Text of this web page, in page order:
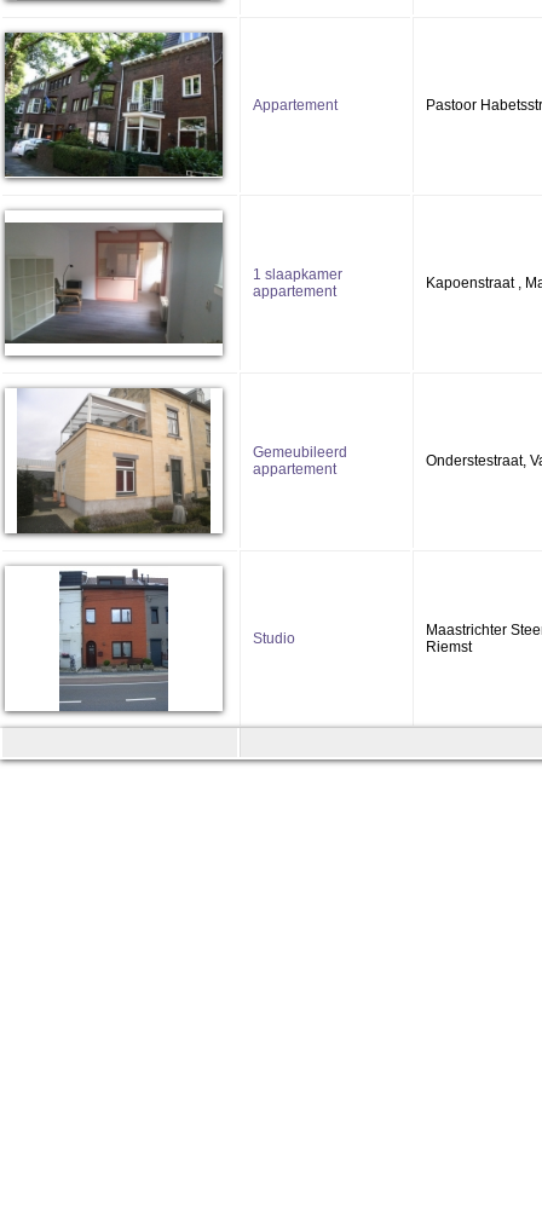
Appartement Pastoor
1 slaapkamer
appartement
Kapoenstraat ,
Gemeubileerd
appartement
Onderstestraat,
Studio
Maastrichter
Riemst